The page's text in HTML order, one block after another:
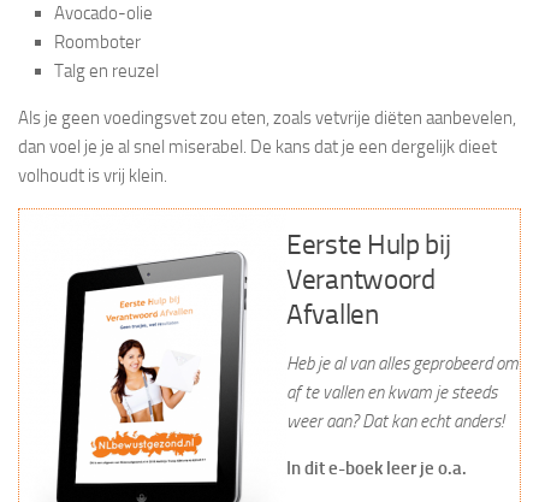
Avocado-olie
Roomboter
Talg en reuzel
Als je geen voedingsvet zou eten, zoals vetvrije diëten aanbevelen,
dan voel je je al snel miserabel. De kans dat je een dergelijk dieet
volhoudt is vrij klein.
Eerste Hulp bij
Verantwoord
Afvallen
Heb je al van alles geprobeerd om
af te vallen en kwam je steeds
weer aan? Dat kan echt anders!
In dit e-boek leer je o.a.